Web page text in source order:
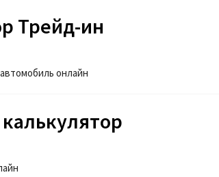
Трейд-ин
онлайн